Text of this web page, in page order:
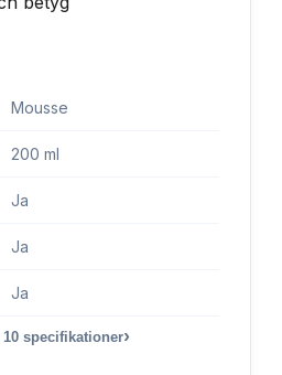
Mousse
200 ml
Ja
Ja
Ja
10 specifikationer›